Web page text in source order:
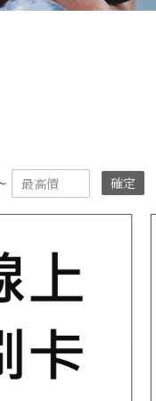
確定